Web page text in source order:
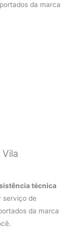
da marca
técnica
serviço de
da marca